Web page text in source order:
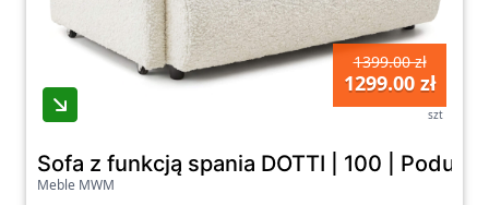
1399.00 zł
1299.00 zł
szt
Sofa z funkcją spania DOTTI | 100 |
Meble MWM